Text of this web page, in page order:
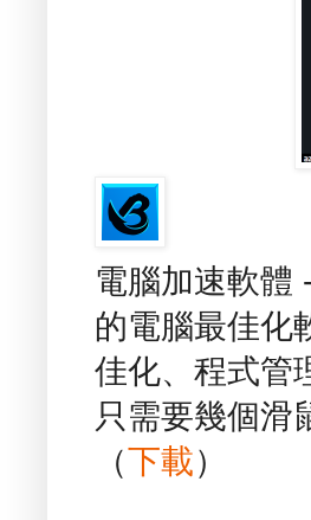
電腦加速軟體
的電腦最佳化
佳化、程式管
只需要幾個滑
（下載）